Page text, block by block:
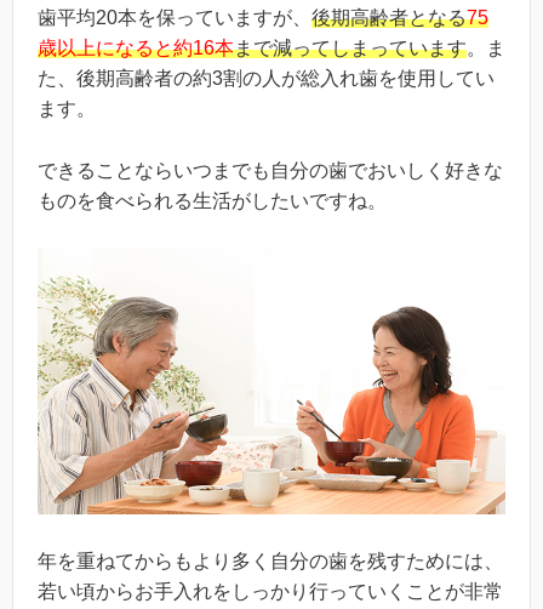
歯平均20本を保っていますが、 後期高齢者となる75
歳以上になると約16本まで減ってしまっています。ま
た、後期高齢者の約3割の人が総入れ歯を使用してい
ます。
できることならいつまでも自分の歯でおいしく好きな
ものを食べられる生活がしたいですね。
年を重ねてからもより多く自分の歯を残すためには、
若い頃からお手入れをしっかり行っていくことが非常